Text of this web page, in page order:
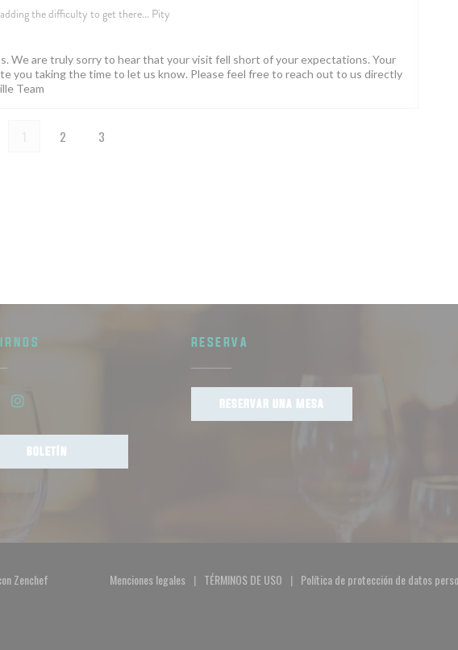
the difficulty to get there... Pity
We are truly sorry to hear that your visit fell short of your expectations. Your
you taking the time to let us know. Please feel free to reach out to us directly
Team
1 2 3
((abre en una nueva ventana))
Instagram ((abre en una nueva ventana))
BOLETÍN
RESERVA
RESERVAR UNA MESA
Zenchef ((abre en una nueva ventana))
Menciones legales
((abre en una nueva ventana))
TÉRMINOS DE USO
((abre en una nueva ventana))
Política de protección de datos
((abre en una